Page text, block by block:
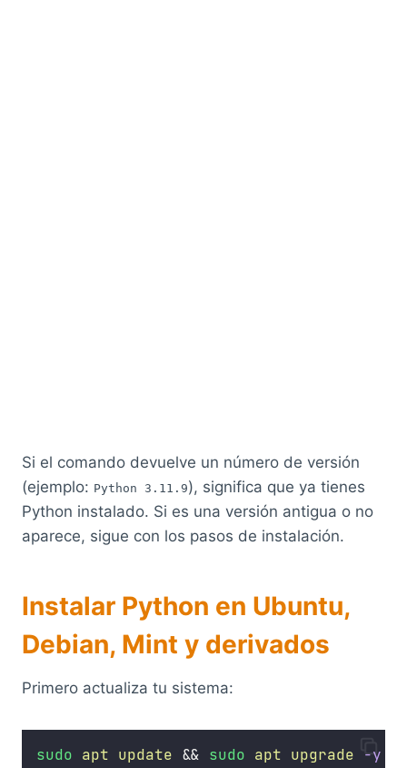
Si el comando devuelve un número de versión
(ejemplo: Python 3.11.9), significa que ya tienes
Python instalado. Si es una versión antigua o no
aparece, sigue con los pasos de instalación.
Instalar Python en Ubuntu,
Debian, Mint y derivados
Primero actualiza tu sistema:
sudo apt update && sudo apt upgrade -y